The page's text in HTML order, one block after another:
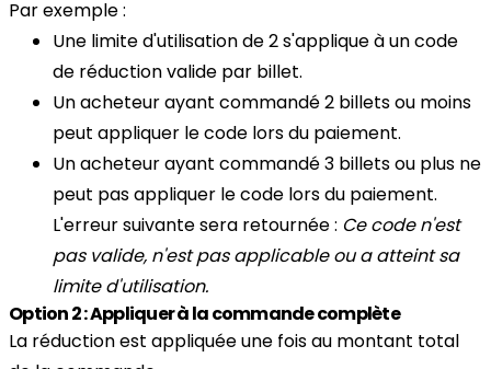
Par exemple :
Une limite d'utilisation de 2 s'applique à un code
de réduction valide par billet.
Un acheteur ayant commandé 2 billets ou moins
peut appliquer le code lors du paiement.
Un acheteur ayant commandé 3 billets ou plus ne
peut pas appliquer le code lors du paiement.
L'erreur suivante sera retournée : Ce code n'est
pas valide, n'est pas applicable ou a atteint sa
limite d'utilisation.
Option 2 : Appliquer à la commande complète
La réduction est appliquée une fois au montant total